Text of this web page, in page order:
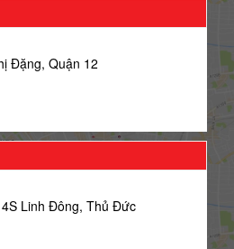
Đặng, Quận 12
Linh Đông, Thủ Đức